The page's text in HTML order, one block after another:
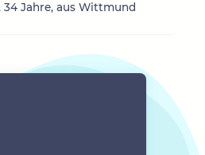
34 Jahre, aus Wittmund